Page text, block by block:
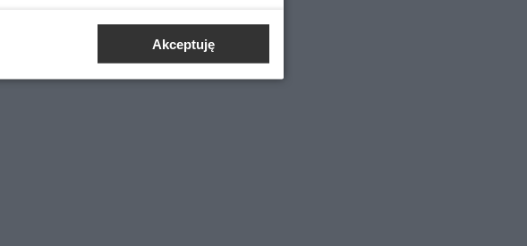
Akceptuję